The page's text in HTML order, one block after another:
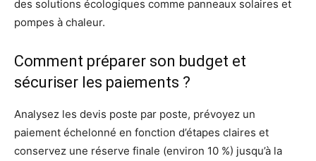
des solutions écologiques comme panneaux solaires et
pompes à chaleur.
Comment préparer son budget et
sécuriser les paiements ?
Analysez les devis poste par poste, prévoyez un
paiement échelonné en fonction d’étapes claires et
conservez une réserve finale (environ 10 %) jusqu’à la